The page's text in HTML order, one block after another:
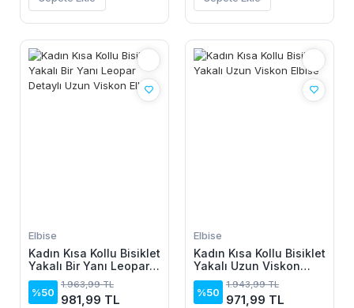
Elbise
Kadın Kısa Kollu Bisiklet
Yakalı Bir Yanı Leopar
Detaylı Uzun Viskon
Elbise
%50
1.963,99 TL
981,99 TL
Elbise
Kadın Kısa Kollu Bisiklet
Yakalı Uzun Viskon
Elbise
%50
1.943,99 TL
971,99 TL